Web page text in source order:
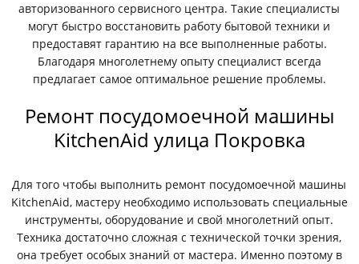
авторизованного сервисного центра. Такие специалисты
могут быстро восстановить работу бытовой техники и
предоставят гарантию на все выполненные работы.
Благодаря многолетнему опыту специалист всегда
предлагает самое оптимальное решение проблемы.
Ремонт посудомоечной машины
KitchenAid улица Покровка
Для того чтобы выполнить ремонт посудомоечной машины
KitchenAid, мастеру необходимо использовать специальные
инструменты, оборудование и свой многолетний опыт.
Техника достаточно сложная с технической точки зрения,
она требует особых знаний от мастера. Именно поэтому в